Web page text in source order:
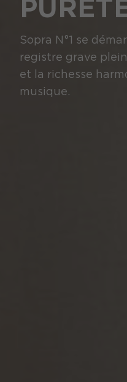
Sopra N°1 se
registre grave
et la richesse
musique.